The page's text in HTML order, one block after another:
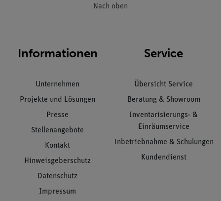
Nach oben
Informationen
Unternehmen
Projekte und Lösungen
Presse
Stellenangebote
Kontakt
Hinweisgeberschutz
Datenschutz
Impressum
Service
Übersicht Service
Beratung & Showroom
Inventarisierungs- &
Einräumservice
Inbetriebnahme & Schulungen
Kundendienst